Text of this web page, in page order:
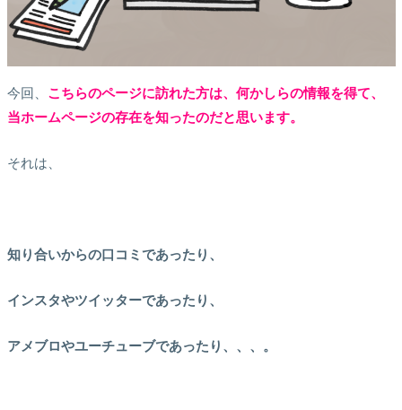
今回、 こちらのページに訪れた方は、何かしらの情報を得て、
当ホームページの存在を知ったのだと思います。
それは、
知り合いからの口コミであったり、
インスタやツイッターであったり、
アメブロやユーチューブであったり、、、。